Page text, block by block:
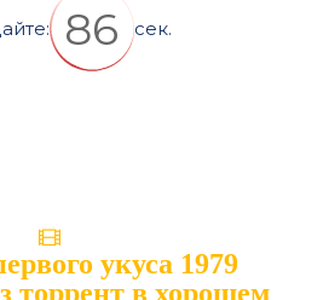
86 сек.
укуса 1979
торрент в хорошем